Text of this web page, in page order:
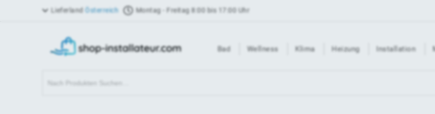
Lieferland Österreich Montag - Freitag 8:00 bis 17:00 Uhr
Bad Wellness Klima Heizung Installation